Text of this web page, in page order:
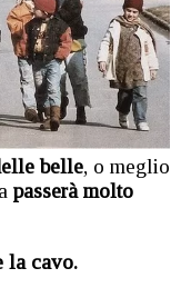
belle, o meglio
passerà molto
la cavo.